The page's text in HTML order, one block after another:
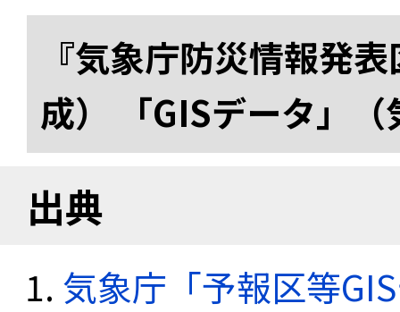
『気象庁防災情報発
成） 「GISデータ」
出典
気象庁「予報区等